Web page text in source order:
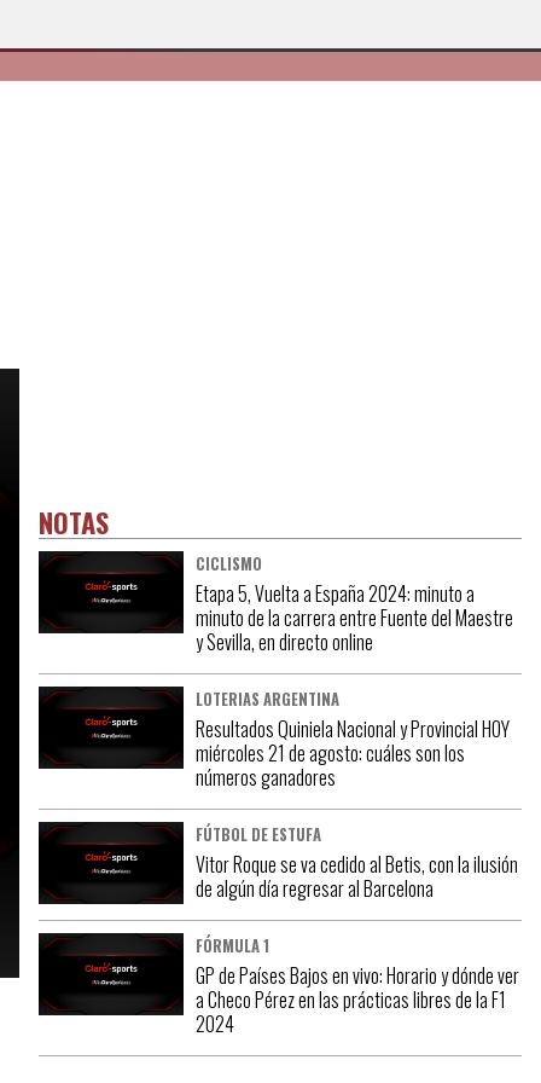
NOTAS
CICLISMO
Etapa 5, Vuelta a España 2024: minuto a
minuto de la carrera entre Fuente del Maestre
y Sevilla, en directo online
LOTERIAS ARGENTINA
Resultados Quiniela Nacional y Provincial HOY
miércoles 21 de agosto: cuáles son los
números ganadores
FÚTBOL DE ESTUFA
Vitor Roque se va cedido al Betis, con la ilusión
de algún día regresar al Barcelona
FÓRMULA 1
GP de Países Bajos en vivo: Horario y dónde ver
a Checo Pérez en las prácticas libres de la F1
2024